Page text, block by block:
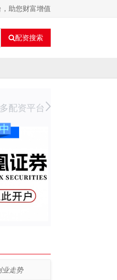
助您财富增值
配资搜索
配资平台
业走势